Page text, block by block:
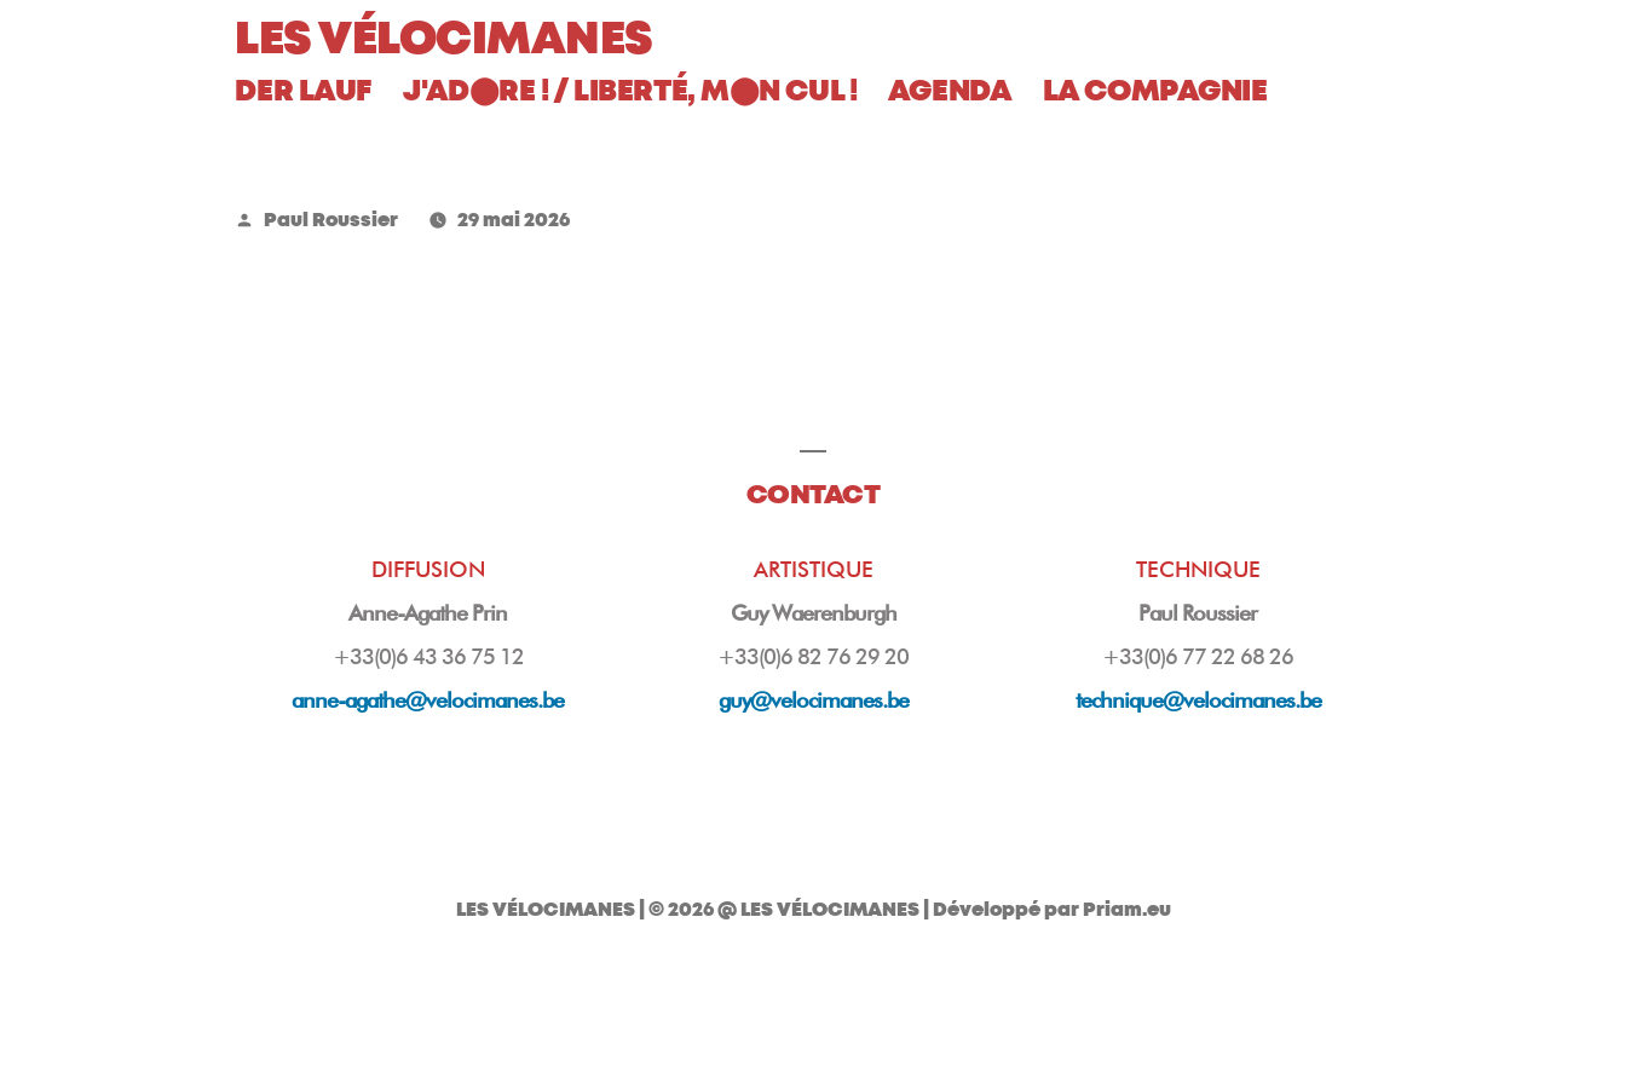
LES VÉLOCIMANES
DER LAUF J'AD⬤RE ! / LIBERTÉ, M⬤N CUL ! AGENDA LA COMPAGNIE
Publié
Paul Roussier 29 mai 2026
CONTACT
DIFFUSION
Anne-Agathe Prin
+33(0)6 43 36 75 12
anne-agathe@velocimanes.be
ARTISTIQUE
Guy Waerenburgh
+33(0)6 82 76 29 20
guy@velocimanes.be
TECHNIQUE
Paul Roussier
+33(0)6 77 22 68 26
technique@velocimanes.be
LES VÉLOCIMANES| © 2026 @ LES VÉLOCIMANES | Développé parPriam.eu